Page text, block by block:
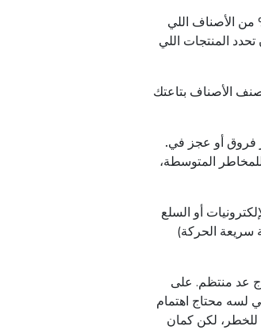
تقارير المبيعات والمخزون بتاعتك. حدد أهم 20% من الأصناف اللي
تحدد المنتجات اللي
الأصناف بتاعتك
فروق أو عجز في
المتوسطة،
أو السلع
سريعة الحركة)
عد منتظم. على
لسه محتاج اهتمام
لكن كمان